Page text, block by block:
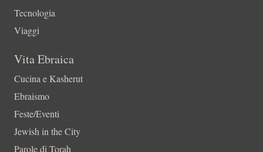
Tecnologia
Viaggi
Vita Ebraica
Cucina e Kasherut
Ebraismo
Feste/Eventi
Jewish in the City
Parole di Torah